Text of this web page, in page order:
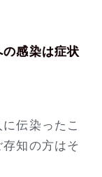
感染は症状
伝染ったこ
知の方はそ